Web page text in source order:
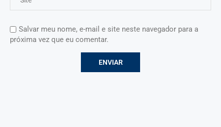
Salvar meu nome, e-mail e site neste navegador para a
próxima vez que eu comentar.